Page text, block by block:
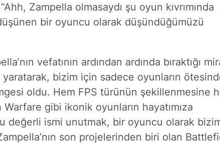
Zampella olmasaydı şu oyun kıvrımında
düşünen bir oyuncu olarak düşündüğümüzü
vefatının ardından ardında bıraktığı
bizim için sadece oyunların
oldu. Hem FPS türünün şekillenmesine
gibi ikonik oyunların hayatımıza
değerli ismi unutmak, bir oyuncu olarak
son projelerinden biri olan